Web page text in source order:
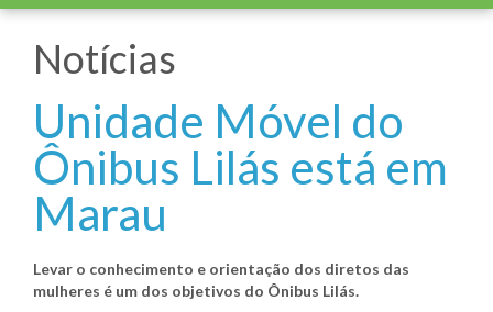
Notícias
Unidade Móvel do
Ônibus Lilás está em
Marau
Levar o conhecimento e orientação dos diretos das
mulheres é um dos objetivos do Ônibus Lilás.